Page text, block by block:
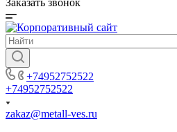
Заказать звонок
+74952752522
+74952752522
zakaz@metall-ves.ru